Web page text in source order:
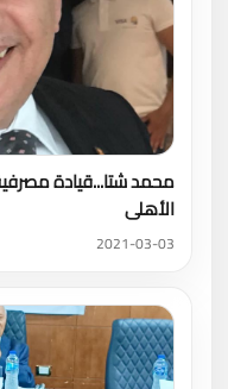
الأهلى
2021-03-03